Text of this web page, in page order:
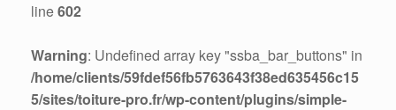
line602
Warning: Undefined array key "ssba_bar_buttons" in
/home/clients/59fdef56fb5763643f38ed635456c15
5/sites/toiture-pro.fr/wp-content/plugins/simple-